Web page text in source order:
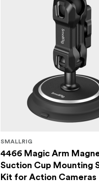
SMALLRIG
4466 Magic Arm
Suction Cup Mounting
Kit for Action Cameras